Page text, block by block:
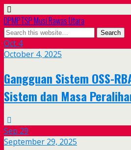
DPMPTSP Musi Rawas Utara
Oct 4
October 4, 2025
Gangguan Sistem OSS-
Sistem dan Masa
Sep 29
September 29, 2025